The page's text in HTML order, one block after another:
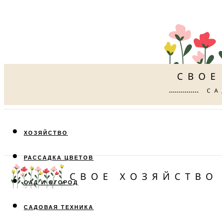
ХОЗЯЙСТВО
РАССАДКА ЦВЕТОВ
САД И ОГОРОД
САДОВАЯ ТЕХНИКА